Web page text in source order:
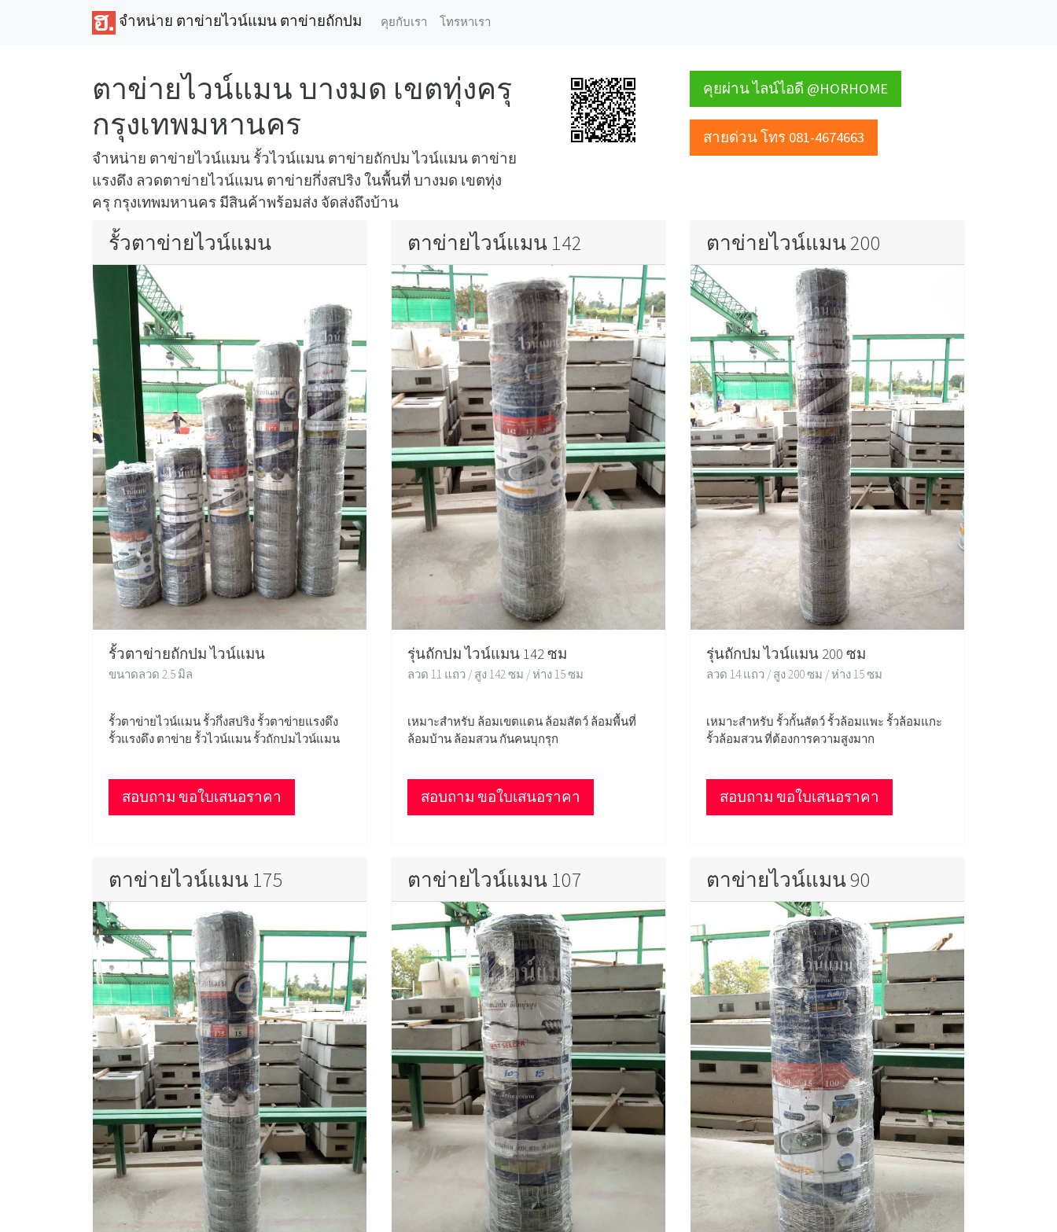
จำหน่าย ตาข่ายไวน์แมน ตาข่ายถักปม คุยกับเรา โทรหาเรา
ตาข่ายไวน์แมน บางมด เขตทุ่งครุ
กรุงเทพมหานคร
จำหน่าย ตาข่ายไวน์แมน รั้วไวน์แมน ตาข่ายถักปม ไวน์แมน ตาข่าย
แรงดึง ลวดตาข่ายไวน์แมน ตาข่ายกึ่งสปริง ในพื้นที่ บางมด เขตทุ่ง
ครุ กรุงเทพมหานคร มีสินค้าพร้อมส่ง จัดส่งถึงบ้าน
คุยผ่าน ไลน์ไอดี @HORHOME
สายด่วน โทร 081-4674663
รั้วตาข่ายไวน์แมน
รั้วตาข่ายถักปม ไวน์แมน
ขนาดลวด 2.5 มิล
รั้วตาข่ายไวน์แมน รั้วกึ่งสปริง รั้วตาข่ายแรงดึง
รั้วแรงดึง ตาข่าย รั้วไวน์แมน รั้วถักปมไวน์แมน
สอบถาม ขอใบเสนอราคา
ตาข่ายไวน์แมน 142
รุ่นถักปม ไวน์แมน 142 ซม
ลวด 11 แถว / สูง 142 ซม / ห่าง 15 ซม
เหมาะสำหรับ ล้อมเขตแดน ล้อมสัตว์ ล้อมพื้นที่
ล้อมบ้าน ล้อมสวน กันคนบุกรุก
สอบถาม ขอใบเสนอราคา
ตาข่ายไวน์แมน 200
รุ่นถักปม ไวน์แมน 200 ซม
ลวด 14 แถว / สูง 200 ซม / ห่าง 15 ซม
เหมาะสำหรับ รั้วกั้นสัตว์ รั้วล้อมแพะ รั้วล้อมแกะ
รั้วล้อมสวน ที่ต้องการความสูงมาก
สอบถาม ขอใบเสนอราคา
ตาข่ายไวน์แมน 175 ตาข่ายไวน์แมน 107 ตาข่ายไวน์แมน 90